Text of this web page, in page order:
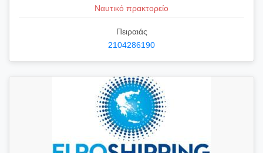
Ναυτικό πρακτορείο
Πειραιάς
2104286190